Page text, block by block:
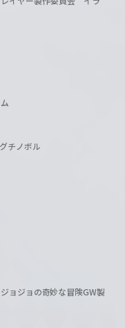
チノボル
ョジョの奇妙な冒険GW製